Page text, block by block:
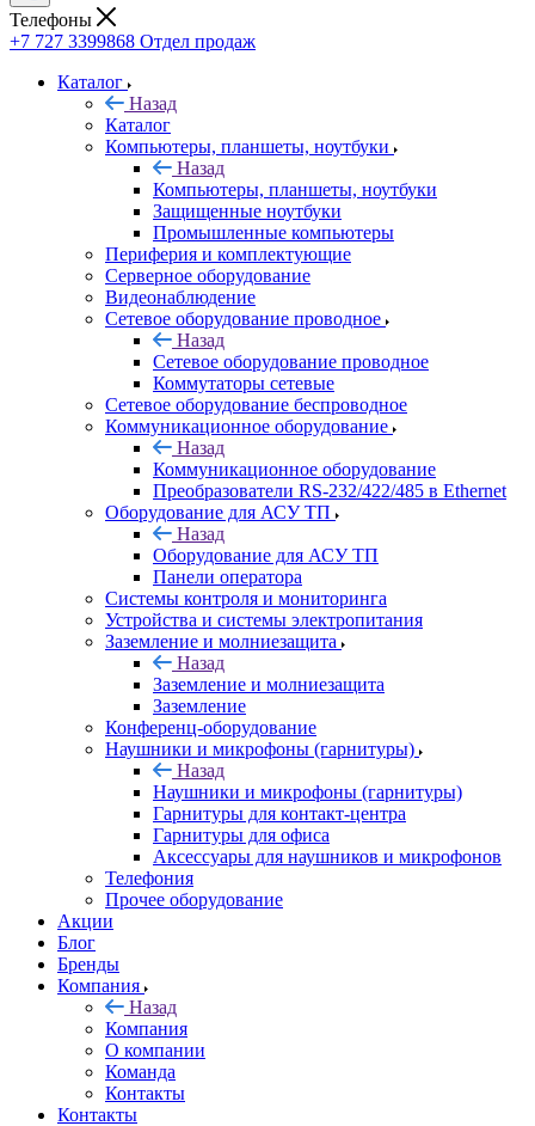
Телефоны
+7 727 3399868 Отдел продаж
Каталог
Назад
Каталог
Компьютеры, планшеты, ноутбуки
Назад
Компьютеры, планшеты, ноутбуки
Защищенные ноутбуки
Промышленные компьютеры
Периферия и комплектующие
Серверное оборудование
Видеонаблюдение
Сетевое оборудование проводное
Назад
Сетевое оборудование проводное
Коммутаторы сетевые
Сетевое оборудование беспроводное
Коммуникационное оборудование
Назад
Коммуникационное оборудование
Преобразователи RS-232/422/485 в Ethernet
Оборудование для АСУ ТП
Назад
Оборудование для АСУ ТП
Панели оператора
Системы контроля и мониторинга
Устройства и системы электропитания
Заземление и молниезащита
Назад
Заземление и молниезащита
Заземление
Конференц-оборудование
Наушники и микрофоны (гарнитуры)
Назад
Наушники и микрофоны (гарнитуры)
Гарнитуры для контакт-центра
Гарнитуры для офиса
Аксессуары для наушников и микрофонов
Телефония
Прочее оборудование
Акции
Блог
Бренды
Компания
Назад
Компания
О компании
Команда
Контакты
Контакты